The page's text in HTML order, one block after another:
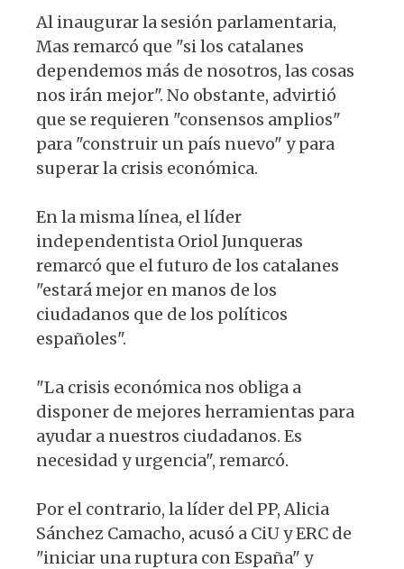
Al inaugurar la sesión parlamentaria,
Mas remarcó que "si los catalanes
dependemos más de nosotros, las cosas
nos irán mejor". No obstante, advirtió
que se requieren "consensos amplios"
para "construir un país nuevo" y para
superar la crisis económica.
En la misma línea, el líder
independentista Oriol Junqueras
remarcó que el futuro de los catalanes
"estará mejor en manos de los
ciudadanos que de los políticos
españoles".
"La crisis económica nos obliga a
disponer de mejores herramientas para
ayudar a nuestros ciudadanos. Es
necesidad y urgencia", remarcó.
Por el contrario, la líder del PP, Alicia
Sánchez Camacho, acusó a CiU y ERC de
"iniciar una ruptura con España" y